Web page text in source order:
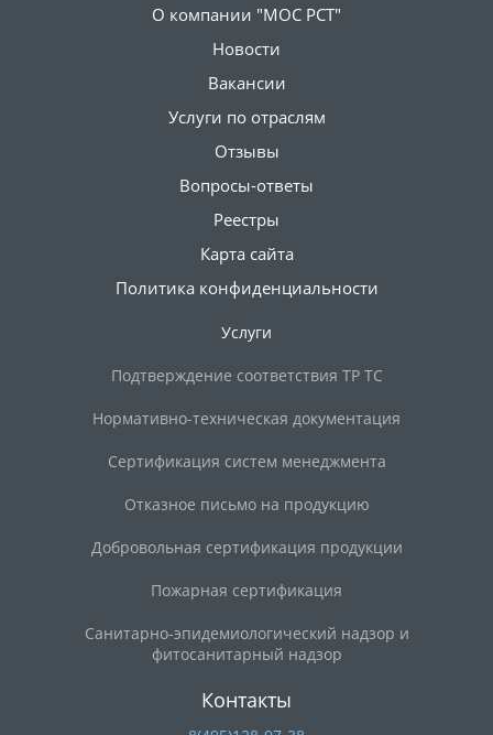
О компании "МОС РСТ"
Новости
Вакансии
Услуги по отраслям
Отзывы
Вопросы-ответы
Реестры
Карта сайта
Политика конфиденциальности
Услуги
Подтверждение соответствия ТР ТС
Нормативно-техническая документация
Сертификация систем менеджмента
Отказное письмо на продукцию
Добровольная сертификация продукции
Пожарная сертификация
Санитарно-эпидемиологический надзор и
фитосанитарный надзор
Контакты